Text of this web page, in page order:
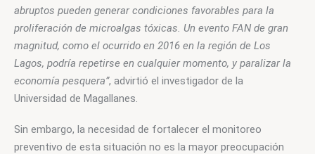
abruptos pueden generar condiciones favorables para la
proliferación de microalgas tóxicas. Un evento FAN de gran
magnitud, como el ocurrido en 2016 en la región de Los
Lagos, podría repetirse en cualquier momento, y paralizar la
economía pesquera”, advirtió el investigador de la
Universidad de Magallanes.
Sin embargo, la necesidad de fortalecer el monitoreo
preventivo de esta situación no es la mayor preocupación